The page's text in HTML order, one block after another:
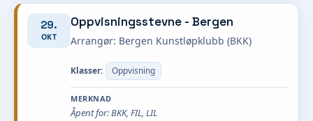
29.
OKT
Oppvisningsstevne - Bergen
Arrangør: Bergen Kunstløpklubb (BKK)
Klasser: Oppvisning
MERKNAD
Åpent for: BKK, FIL, LIL